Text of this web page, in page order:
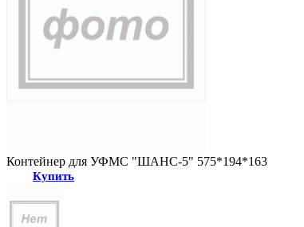
Контейнер для УФМС "ШАНС-5" 575*194*163
Купить